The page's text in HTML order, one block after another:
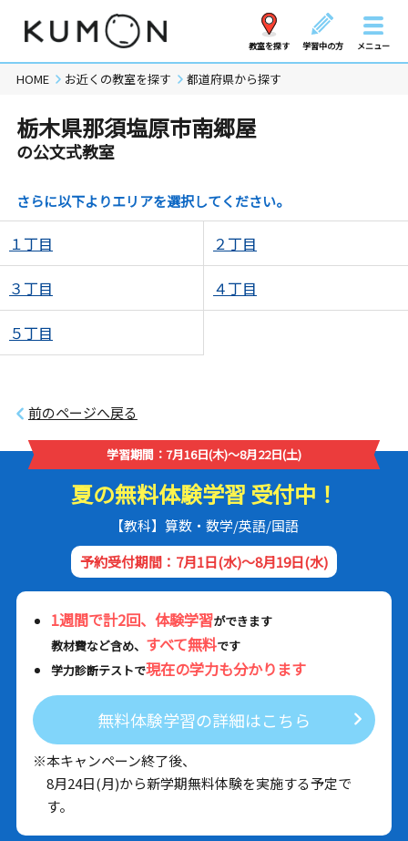
教室を探す 学習中の方 メニュー
HOME お近くの教室を探す 都道府県から探す
栃木県那須塩原市南郷屋
の公文式教室
さらに以下よりエリアを選択してください。
１丁目 ２丁目
３丁目 ４丁目
５丁目
前のページへ戻る
学習期間：7月16日(木)～8月22日(土)
夏の無料体験学習 受付中！
【教科】算数・数学/英語/国語
予約受付期間：7月1日(水)～8月19日(水)
1週間で計2回、体験学習ができます
教材費など含め、 すべて無料です
学力診断テストで現在の学力も分かります
無料体験学習の詳細はこちら
※本キャンペーン終了後、
8月24日(月)から新学期無料体験を実施する予定で
す。